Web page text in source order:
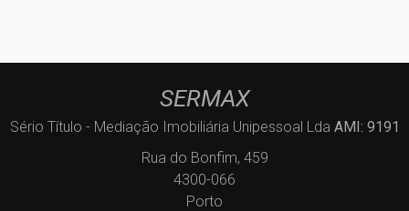
SERMAX
Sério Título - Mediação Imobiliária Unipessoal Lda AMI: 9191
Rua do Bonfim, 459
4300-066
Porto